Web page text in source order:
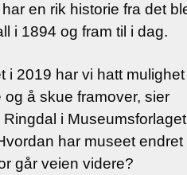
en rik historie fra det
i 1894 og fram til i dag.
i 2019 har vi hatt mulighet
å skue framover, sier
i Museumsforlaget
har museet endret
går veien videre?